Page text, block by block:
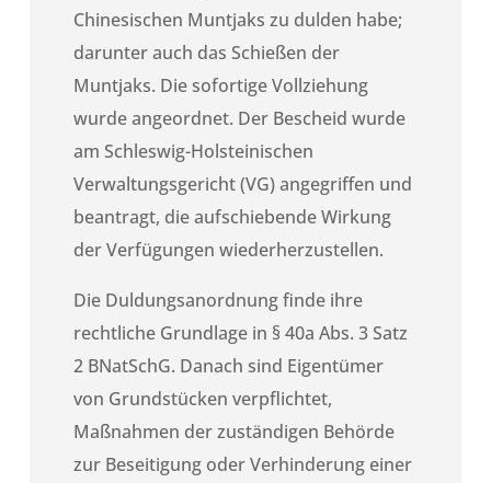
Chinesischen Muntjaks zu dulden habe;
darunter auch das Schießen der
Muntjaks. Die sofortige Vollziehung
wurde angeordnet. Der Bescheid wurde
am Schleswig-Holsteinischen
Verwaltungsgericht (VG) angegriffen und
beantragt, die aufschiebende Wirkung
der Verfügungen wiederherzustellen.
Die Duldungsanordnung finde ihre
rechtliche Grundlage in § 40a Abs. 3 Satz
2 BNatSchG. Danach sind Eigentümer
von Grundstücken verpflichtet,
Maßnahmen der zuständigen Behörde
zur Beseitigung oder Verhinderung einer